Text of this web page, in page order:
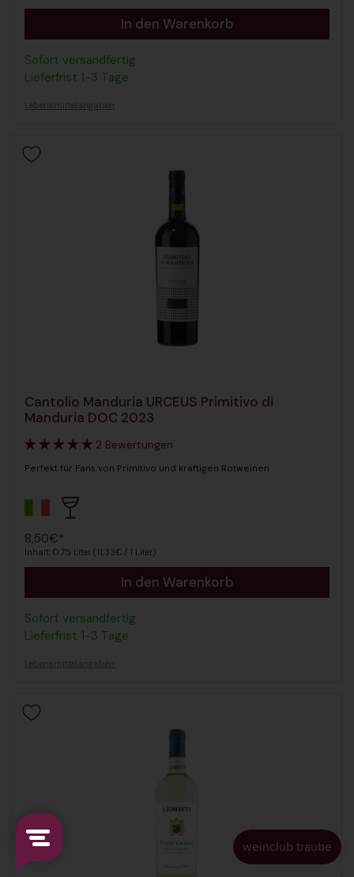
In den Warenkorb
Sofort versandfertig
Lieferfrist 1-3 Tage
Lebensmittelangaben
Cantolio Manduria URCEUS Primitivo di
Manduria DOC 2023
2 Bewertungen
Perfekt für Fans von Primitivo und kräftigen Rotweinen
Regulärer Preis
8,50€*
Inhalt: 0.75 Liter (11,33€ / 1 Liter)
In den Warenkorb
Sofort versandfertig
Lieferfrist 1-3 Tage
Lebensmittelangaben